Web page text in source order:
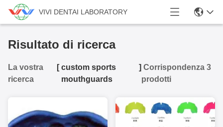
VIVI DENTAI LABORATORY
Risultato di ricerca
La vostra
ricerca
[custom sports
mouthguards
] Corrispondenza 3
prodotti